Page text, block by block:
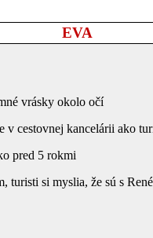
EVA
vrásky okolo očí
v cestovnej kancelárii ako
pred 5 rokmi
turisti si myslia, že sú s